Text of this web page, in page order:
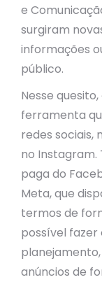
e
surgiram
informações
público.
Nesse quesito,
ferramenta
redes sociais,
no
paga do
Meta, que
termos de
possível fazer
anúncios de